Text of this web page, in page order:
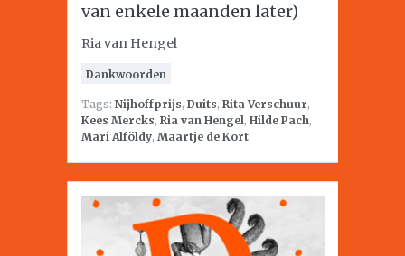
van enkele maanden later)
Ria van Hengel
Dankwoorden
Tags: Nijhoffprijs, Duits, Rita Verschuur,
Kees Mercks, Ria van Hengel, Hilde Pach,
Mari Alföldy, Maartje de Kort